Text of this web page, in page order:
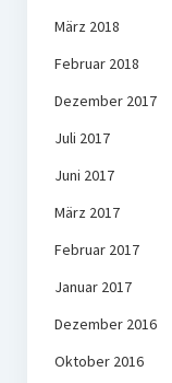
März 2018
Februar 2018
Dezember 2017
Juli 2017
Juni 2017
März 2017
Februar 2017
Januar 2017
Dezember 2016
Oktober 2016